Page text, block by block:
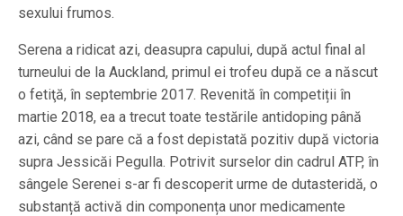
sexului frumos.
Serena a ridicat azi, deasupra capului, după actul final al
turneului de la Auckland, primul ei trofeu după ce a născut
o fetiţă, în septembrie 2017. Revenită în competiții în
martie 2018, ea a trecut toate testările antidoping până
azi, când se pare că a fost depistată pozitiv după victoria
supra Jessicăi Pegulla. Potrivit surselor din cadrul ATP, în
sângele Serenei s-ar fi descoperit urme de dutasteridă, o
substanță activă din componența unor medicamente